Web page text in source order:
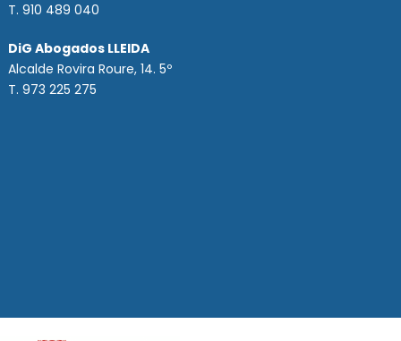
T.910 489 040
DiG Abogados LLEIDA
Alcalde Rovira Roure, 14. 5º
T. 973 225 275